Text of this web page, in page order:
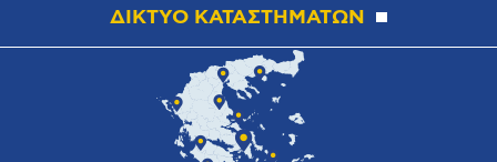
ΔΙΚΤΥΟ ΚΑΤΑΣΤΗΜΑΤΩΝ